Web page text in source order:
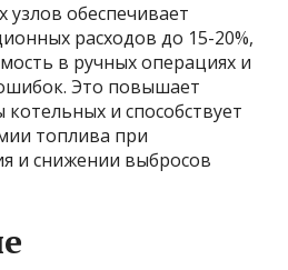
узлов обеспечивает
расходов до 15-20%,
в ручных операциях и
Это повышает
и способствует
топлива при
и снижении выбросов